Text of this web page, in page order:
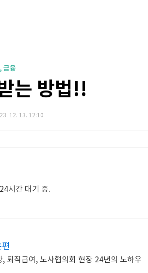
금융
는 방법!!
12. 13. 12:10
시간 대기 중.
퇴직급여, 노사협의회 현장 24년의 노하우